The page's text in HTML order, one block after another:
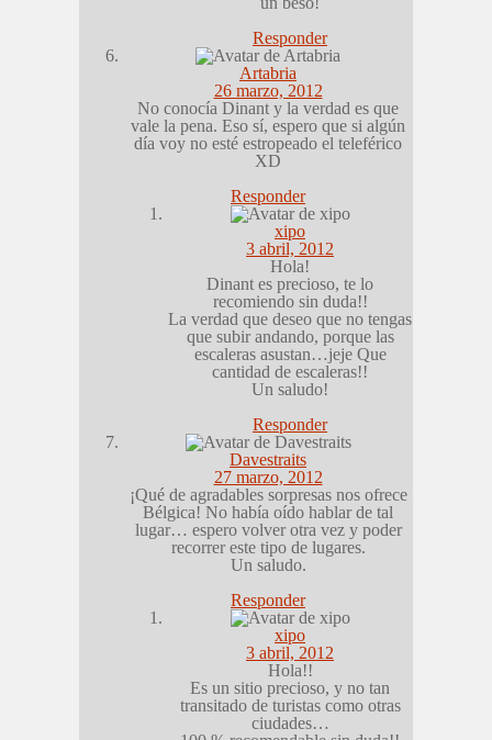
Responder
Artabria
26 marzo, 2012
No conocía Dinant y la verdad es que
vale la pena. Eso sí, espero que si algún
día voy no esté estropeado el teleférico
XD
Responder
xipo
3 abril, 2012
Hola!
Dinant es precioso, te lo
recomiendo sin duda!!
La verdad que deseo que no tengas
que subir andando, porque las
escaleras asustan…jeje Que
cantidad de escaleras!!
Un saludo!
Responder
Davestraits
27 marzo, 2012
¡Qué de agradables sorpresas nos ofrece
Bélgica! No había oído hablar de tal
lugar… espero volver otra vez y poder
recorrer este tipo de lugares.
Un saludo.
Responder
xipo
3 abril, 2012
Hola!!
Es un sitio precioso, y no tan
transitado de turistas como otras
ciudades…